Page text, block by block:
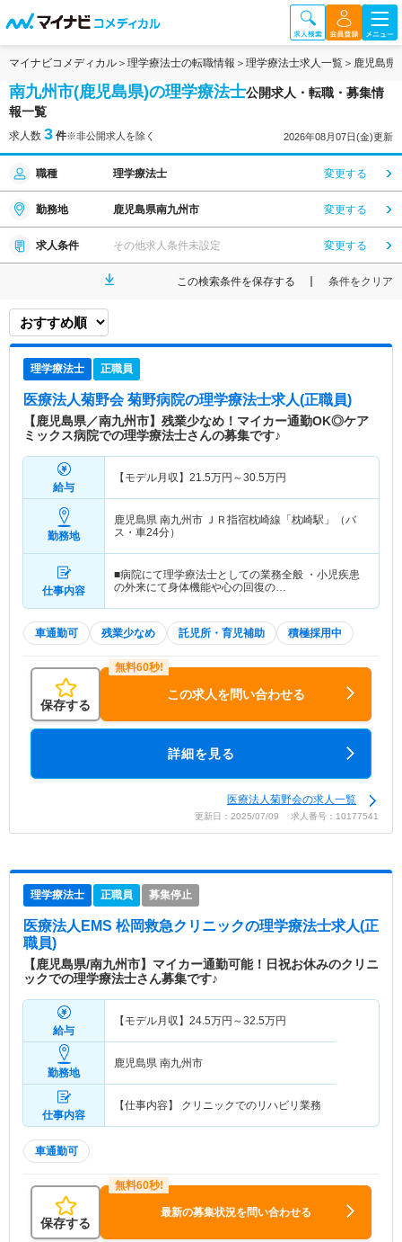
マイナビコメディカル 理学療法士の転職情報 理学療法士求人一覧 鹿児島県
南九州市(鹿児島県)の理学療法士公開求人・転職・募集情
報一覧
求人数 3 件※非公開求人を除く 2026年08月07日(金)更新
職種 理学療法士 変更する
勤務地 鹿児島県南九州市 変更する
求人条件 その他求人条件未設定 変更する
この検索条件を保存する 条件をクリア
理学療法士 正職員
医療法人菊野会 菊野病院の理学療法士求人(正職員)
【鹿児島県／南九州市】残業少なめ！マイカー通勤OK◎ケア
ミックス病院での理学療法士さんの募集です♪
給与
【モデル月収】 21.5万円～30.5万円
勤務地
鹿児島県 南九州市 ＪＲ指宿枕崎線「枕崎駅」（バ
ス・車24分）
仕事内容
■病院にて理学療法士としての業務全般 ・小児疾患
の外来にて身体機能や心の回復の…
車通勤可 残業少なめ 託児所・育児補助 積極採用中
保存する
この求人を問い合わせる
詳細を見る
医療法人菊野会の求人一覧
更新日：2025/07/09 求人番号：10177541
理学療法士 正職員 募集停止
医療法人EMS 松岡救急クリニックの理学療法士求人(正
職員)
【鹿児島県/南九州市】マイカー通勤可能！日祝お休みのクリニ
ックでの理学療法士さん募集です♪
給与
【モデル月収】 24.5万円～32.5万円
勤務地
鹿児島県 南九州市
仕事内容
【仕事内容】 クリニックでのリハビリ業務
車通勤可
保存する
最新の募集状況を問い合わせる